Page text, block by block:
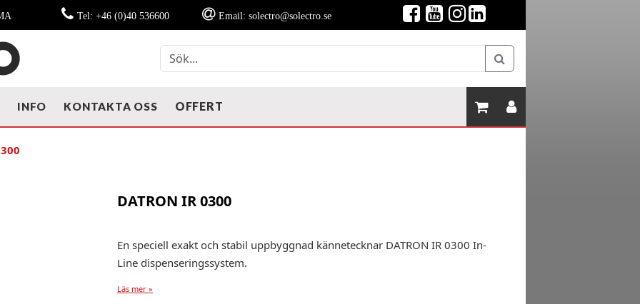
Tel: +46 (0)40 536600 Email: solectro@solectro.se
INFO KONTAKTA OSS OFFERT
DATRON IR 0300
En speciell exakt och stabil uppbyggnad kännetecknar DATRON IR 0300 In-
Line dispenseringssystem.
Läs mer »